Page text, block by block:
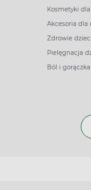
Kosmetyki
Akcesoria dla
Zdrowie
Pielęgnacja
Ból i